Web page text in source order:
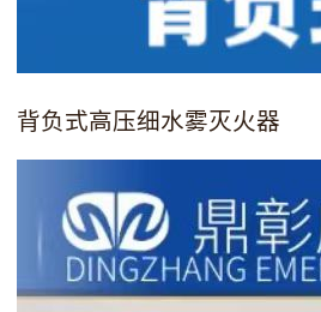
背负式高压细水雾灭火器